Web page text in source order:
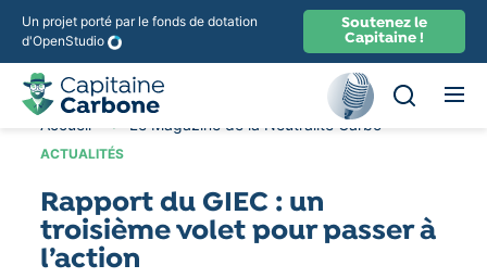
Un projet porté par le fonds de dotation
d'OpenStudio
Soutenez le
Capitaine !
Ouvir la
Accueil
Le Magazine de la Neutralité Carbone
ACTUALITÉS
Rapport du GIEC : un
troisième volet pour passer à
l’action